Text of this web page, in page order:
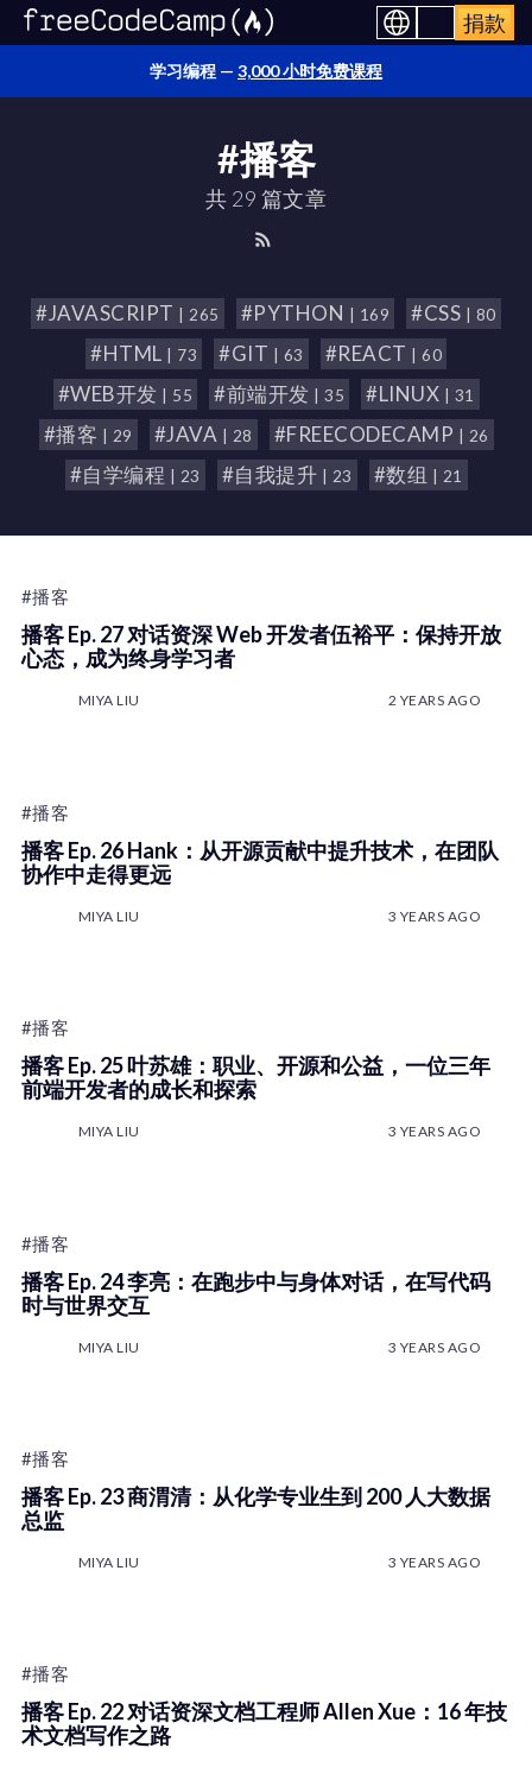
捐款
学习编程 — 3,000 小时免费课程
#播客
共 29 篇文章
#JAVASCRIPT | 265 #PYTHON | 169 #CSS | 80
#HTML | 73 #GIT | 63 #REACT | 60
#WEB开发 | 55 #前端开发 | 35 #LINUX | 31
#播客 | 29 #JAVA | 28 #FREECODECAMP | 26
#自学编程 | 23 #自我提升 | 23 #数组 | 21
#播客
播客 Ep. 27 对话资深 Web 开发者伍裕平：保持开放
心态，成为终身学习者
MIYA LIU 2 YEARS AGO
#播客
播客 Ep. 26 Hank：从开源贡献中提升技术，在团队
协作中走得更远
MIYA LIU 3 YEARS AGO
#播客
播客 Ep. 25 叶苏雄：职业、开源和公益，一位三年
前端开发者的成长和探索
MIYA LIU 3 YEARS AGO
#播客
播客 Ep. 24 李亮：在跑步中与身体对话，在写代码
时与世界交互
MIYA LIU 3 YEARS AGO
#播客
播客 Ep. 23 商渭清：从化学专业生到 200 人大数据
总监
MIYA LIU 3 YEARS AGO
#播客
播客 Ep. 22 对话资深文档工程师 Allen Xue：16 年技
术文档写作之路